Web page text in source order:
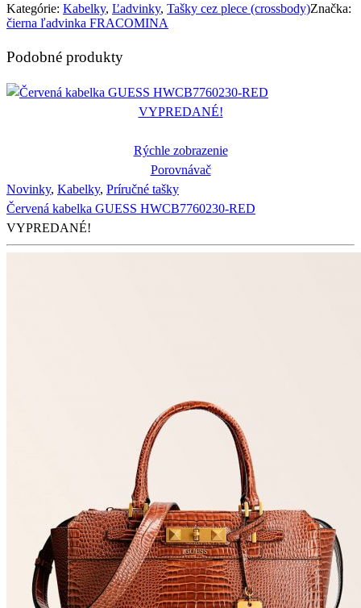
Kategórie: Kabelky, Ľadvinky, Tašky cez plece (crossbody)Značka:
čierna ľadvinka FRACOMINA
Podobné produkty
VYPREDANÉ!
Rýchle zobrazenie
Porovnávač
Novinky, Kabelky, Príručné tašky
Červená kabelka GUESS HWCB7760230-RED
VYPREDANÉ!